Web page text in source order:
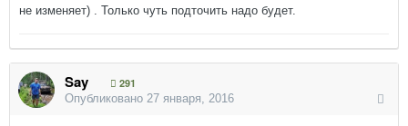
не изменяет) . Только чуть подточить надо будет.
Say
291
Опубликовано 27 января, 2016